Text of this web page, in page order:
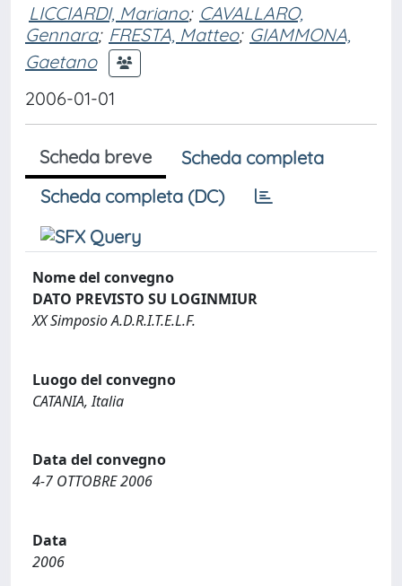
LICCIARDI, Mariano; CAVALLARO,
Gennara; FRESTA, Matteo; GIAMMONA,
Gaetano
2006-01-01
Scheda breve
Scheda completa
Scheda completa (DC)
Nome del convegno
DATO PREVISTO SU LOGINMIUR
XX Simposio A.D.R.I.T.E.L.F.
Luogo del convegno
CATANIA, Italia
Data del convegno
4-7 OTTOBRE 2006
Data
2006